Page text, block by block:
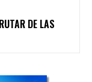
DE LAS